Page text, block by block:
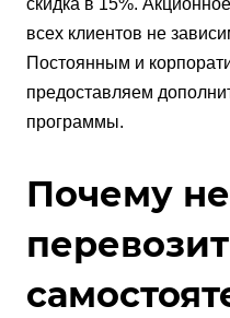
скидка в 15%.
всех клиентов не
Постоянным и
предоставляем
программы.
Почему